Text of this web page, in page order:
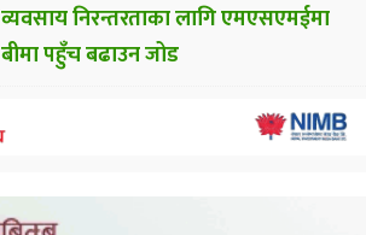
व्यवसाय निरन्तरताका लागि एमएसएमईमा
बीमा पहुँच बढाउन जोड